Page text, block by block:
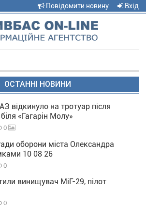
Повідомити новину Вхід
navigation
ОСТАННІ НОВИНИ
відкинуло на тротуар після
«Гагарін Молу»
0
оборони міста Олександра
10 08 26
0
винищувач МіГ-29, пілот
0